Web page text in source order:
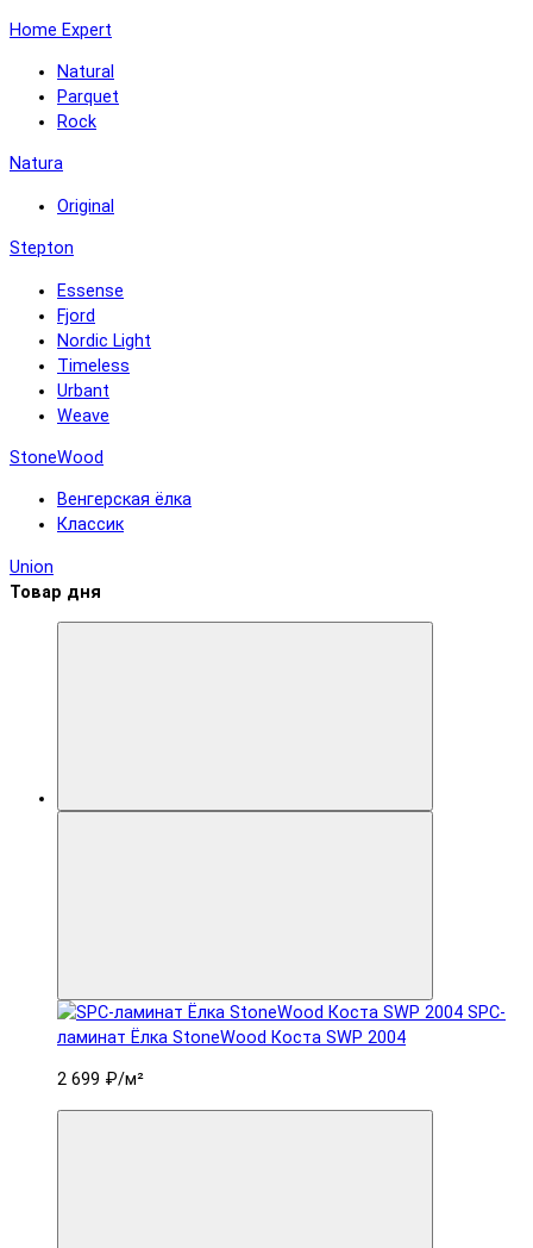
Home Expert
Natural
Parquet
Rock
Natura
Original
Stepton
Essense
Fjord
Nordic Light
Timeless
Urbant
Weave
StoneWood
Венгерская ёлка
Классик
Union
Товар дня
SPC-
ламинат Ëлка StoneWood Коста SWP 2004
2 699 ₽/м²